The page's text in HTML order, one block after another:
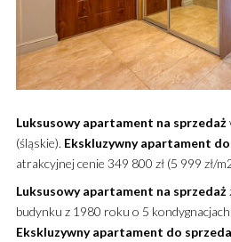
Luksusowy apartament na sprzedaż
(śląskie). Ekskluzywny apartament
atrakcyjnej cenie 349 800 zł (5 999 zł/
Luksusowy apartament na sprzedaż
budynku z 1980 roku o 5
Ekskluzywny apartament do